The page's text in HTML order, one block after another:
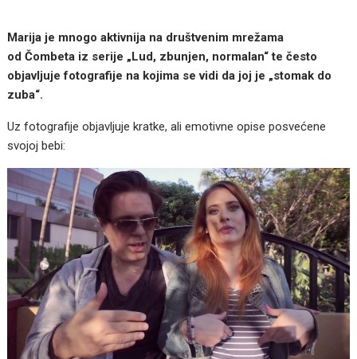
Marija je mnogo aktivnija na društvenim mrežama
od Čombeta iz serije „Lud, zbunjen, normalan“ te često
objavljuje fotografije na kojima se vidi da joj je „stomak do
zuba“.
Uz fotografije objavljuje kratke, ali emotivne opise posvećene
svojoj bebi: